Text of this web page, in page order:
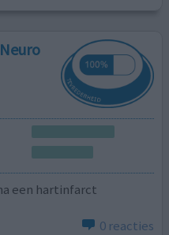
een hartinfarct
0 reacties